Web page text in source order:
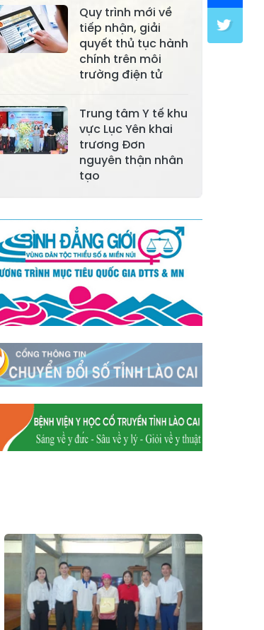
Xã Yên Thành
Xã Thác Bà
Xã Yên Bình
Xã Bảo Ái
Xã Hưng
Xã Lương
Thịnh
Xã Việt Hồng
Xã Cốc San
Xã Xuân
Quang
Xã Bảo Thắng
Xã Tằng Loỏng
Xã Gia Phú
Xã Mường
Hum
Xã Dền Sáng
Xã Trịnh Tường
Xã Nậm Chày
Xã Bản Xèo
Xã Bát Xát
Xã Võ Lao
Xã Khánh Yên
Xã Văn Bàn
Xã Dương Quỳ
Xã Xuân Hòa
Xã Phúc Khánh
Xã Bảo Hà
Xã Mường Bo
Xã Bản Hồ
Xã Tả Van
Quy trình mới về
tiếp nhận, giải
quyết thủ tục hành
chính trên môi
trường điện tử
Trung tâm Y tế khu
vực Lục Yên khai
trương Đơn
nguyên thận nhân
tạo